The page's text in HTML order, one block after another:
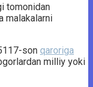
tomonidan
malakalarni
son qaroriga
milliy yoki